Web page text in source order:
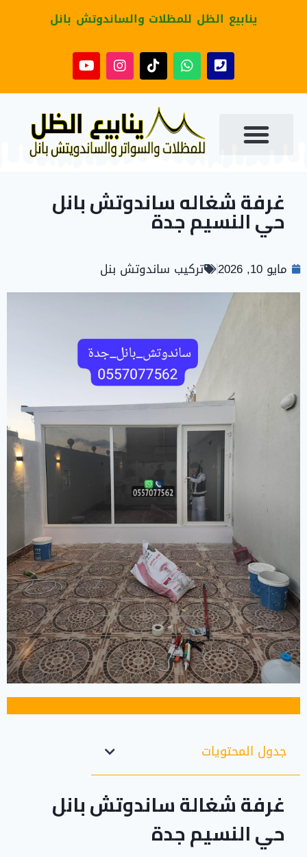
ينابيع الظل للمظلات والساندوتش بانل
غرفة شغاله ساندوتش بانل
حي النسيم جدة
مايو 10, 2026 تركيب ساندوتش بنل
جدول المحتويات
غرفة شغالة ساندوتش بانل
حي النسيم جدة